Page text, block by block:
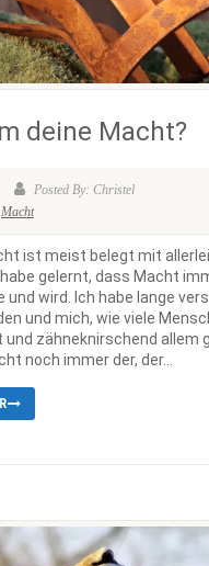
deine Macht?
Posted By: Christel
Macht
ist meist belegt mit
gelernt, dass Macht
wird. Ich habe lange
und mich, wie viele
zähneknirschend allem
noch immer der, der...